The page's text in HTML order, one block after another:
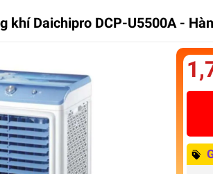
khí Daichipro DCP-U5500A -